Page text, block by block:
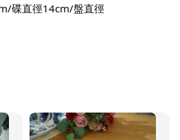
碟直徑14cm/盤直徑